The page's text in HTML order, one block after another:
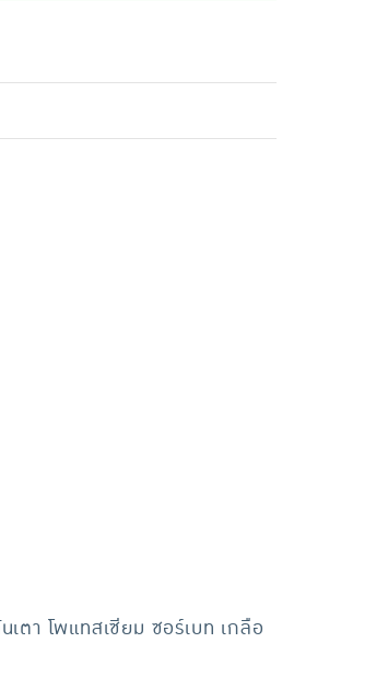
ตา โพแทสเซียม ซอร์เบท เกลือ